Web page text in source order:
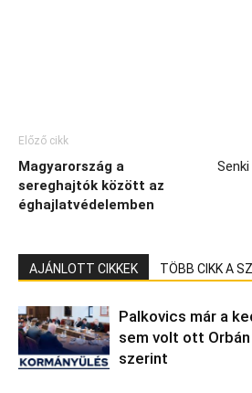
Előző cikk
Magyarország a
sereghajtók között az
éghajlatvédelemben
AJÁNLOTT CIKKEK TÖBB CIKK A
Palkovics már a
sem volt ott
szerint